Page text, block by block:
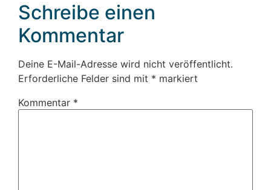
Schreibe einen
Kommentar
Deine E-Mail-Adresse wird nicht veröffentlicht.
Erforderliche Felder sind mit * markiert
Kommentar *